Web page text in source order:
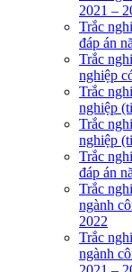
2021 –
Trắc
đáp án
Trắc
nghiệp
Trắc
nghiệp
Trắc
nghiệp
Trắc
đáp án
Trắc
ngành
2022
Trắc
ngành